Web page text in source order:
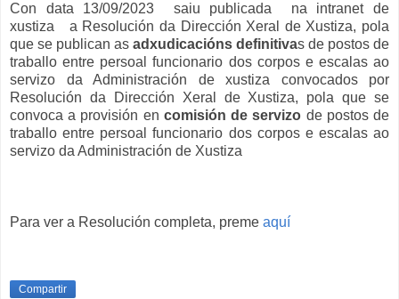
Con data 13/09/2023 saiu publicada na intranet de
xustiza a Resolución da Dirección Xeral de Xustiza, pola
que se publican as adxudicacións definitivas de postos de
traballo entre persoal funcionario dos corpos e escalas ao
servizo da Administración de xustiza convocados por
Resolución da Dirección Xeral de Xustiza, pola que se
convoca a provisión en comisión de servizo de postos de
traballo entre persoal funcionario dos corpos e escalas ao
servizo da Administración de Xustiza
Para ver a Resolución completa, preme aquí
Compartir